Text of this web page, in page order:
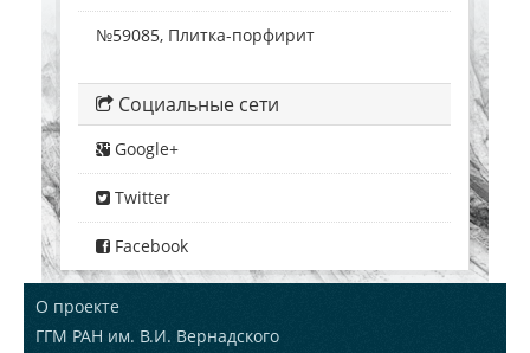
№59085, Плитка-порфирит
Социальные сети
Google+
Twitter
Facebook
О проекте
ГГМ РАН им. В.И. Вернадского